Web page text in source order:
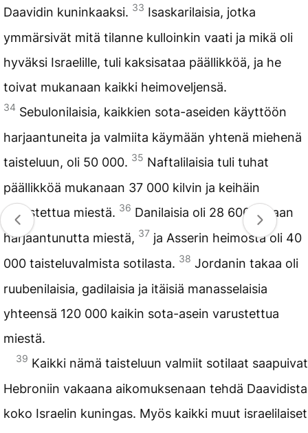
Daavidin kuninkaaksi. 33 Isaskarilaisia, jotka
ymmärsivät mitä tilanne kulloinkin vaati ja mikä oli
hyväksi Israelille, tuli kaksisataa päällikköä, ja he
toivat mukanaan kaikki heimoveljensä.
34 Sebulonilaisia, kaikkien sota-aseiden käyttöön
harjaantuneita ja valmiita käymään yhtenä miehenä
taisteluun, oli 50 000. 35 Naftalilaisia tuli tuhat
päällikköä mukanaan 37 000 kilvin ja keihäin
varustettua miestä. 36 Danilaisia oli 28 600 sotaan
harjaantunutta miestä, 37 ja Asserin heimosta oli 40
000 taisteluvalmista sotilasta. 38 Jordanin takaa oli
ruubenilaisia, gadilaisia ja itäisiä manasselaisia
yhteensä 120 000 kaikin sota-asein varustettua
miestä.
39 Kaikki nämä taisteluun valmiit sotilaat saapuivat
Hebroniin vakaana aikomuksenaan tehdä Daavidista
koko Israelin kuningas. Myös kaikki muut israelilaiset